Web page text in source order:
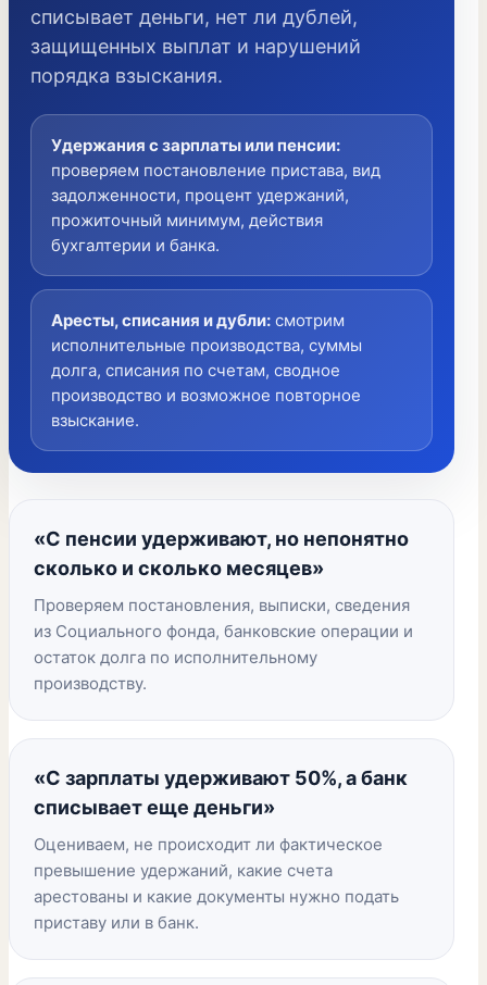
списывает деньги, нет ли дублей,
защищенных выплат и нарушений
порядка взыскания.
Удержания с зарплаты или пенсии:
проверяем постановление пристава, вид
задолженности, процент удержаний,
прожиточный минимум, действия
бухгалтерии и банка.
Аресты, списания и дубли: смотрим
исполнительные производства, суммы
долга, списания по счетам, сводное
производство и возможное повторное
взыскание.
«С пенсии удерживают, но непонятно
сколько и сколько месяцев»
Проверяем постановления, выписки, сведения
из Социального фонда, банковские операции и
остаток долга по исполнительному
производству.
«С зарплаты удерживают 50%, а банк
списывает еще деньги»
Оцениваем, не происходит ли фактическое
превышение удержаний, какие счета
арестованы и какие документы нужно подать
приставу или в банк.